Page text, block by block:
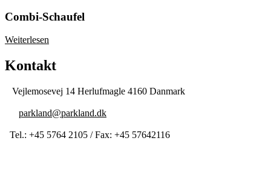
Combi-Schaufel
Weiterlesen
Kontakt
Vejlemosevej 14 Herlufmagle 4160 Danmark
parkland@parkland.dk
Tel.: +45 5764 2105 / Fax: +45 57642116